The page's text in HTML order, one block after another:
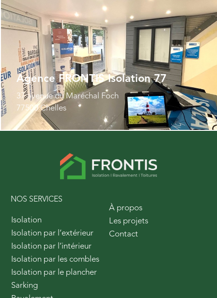
Agence FRONTIS Isolation 77
37 avenue du Maréchal Foch
77500 Chelles
NOS SERVICES
Isolation
Isolation par l’extérieur
Isolation par l’intérieur
Isolation par les combles
Isolation par le plancher
Sarking
À propos
Les projets
Contact